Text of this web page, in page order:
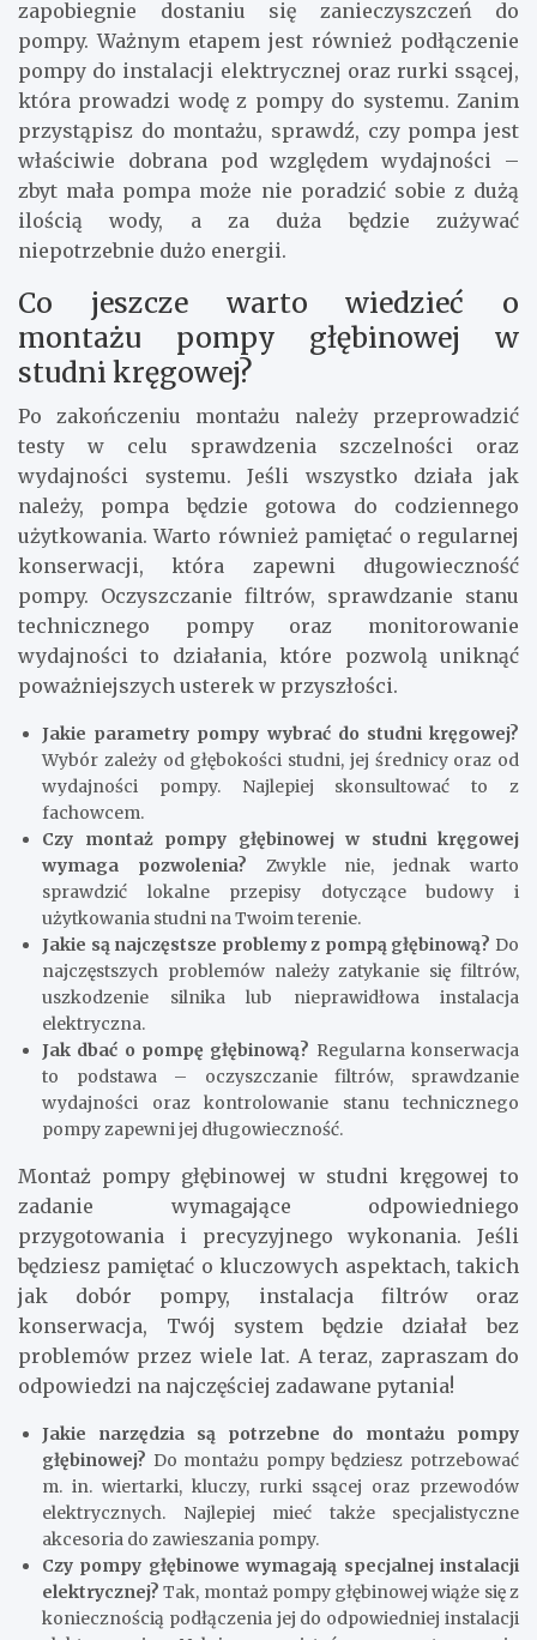
zapobiegnie dostaniu się zanieczyszczeń do
pompy. Ważnym etapem jest również podłączenie
pompy do instalacji elektrycznej oraz rurki ssącej,
która prowadzi wodę z pompy do systemu. Zanim
przystąpisz do montażu, sprawdź, czy pompa jest
właściwie dobrana pod względem wydajności –
zbyt mała pompa może nie poradzić sobie z dużą
ilością wody, a za duża będzie zużywać
niepotrzebnie dużo energii.
Co jeszcze warto wiedzieć o
montażu pompy głębinowej w
studni kręgowej?
Po zakończeniu montażu należy przeprowadzić
testy w celu sprawdzenia szczelności oraz
wydajności systemu. Jeśli wszystko działa jak
należy, pompa będzie gotowa do codziennego
użytkowania. Warto również pamiętać o regularnej
konserwacji, która zapewni długowieczność
pompy. Oczyszczanie filtrów, sprawdzanie stanu
technicznego pompy oraz monitorowanie
wydajności to działania, które pozwolą uniknąć
poważniejszych usterek w przyszłości.
Jakie parametry pompy wybrać do studni kręgowej?
Wybór zależy od głębokości studni, jej średnicy oraz od
wydajności pompy. Najlepiej skonsultować to z
fachowcem.
Czy montaż pompy głębinowej w studni kręgowej
wymaga pozwolenia? Zwykle nie, jednak warto
sprawdzić lokalne przepisy dotyczące budowy i
użytkowania studni na Twoim terenie.
Jakie są najczęstsze problemy z pompą głębinową? Do
najczęstszych problemów należy zatykanie się filtrów,
uszkodzenie silnika lub nieprawidłowa instalacja
elektryczna.
Jak dbać o pompę głębinową? Regularna konserwacja
to podstawa – oczyszczanie filtrów, sprawdzanie
wydajności oraz kontrolowanie stanu technicznego
pompy zapewni jej długowieczność.
Montaż pompy głębinowej w studni kręgowej to
zadanie wymagające odpowiedniego
przygotowania i precyzyjnego wykonania. Jeśli
będziesz pamiętać o kluczowych aspektach, takich
jak dobór pompy, instalacja filtrów oraz
konserwacja, Twój system będzie działał bez
problemów przez wiele lat. A teraz, zapraszam do
odpowiedzi na najczęściej zadawane pytania!
Jakie narzędzia są potrzebne do montażu pompy
głębinowej? Do montażu pompy będziesz potrzebować
m. in. wiertarki, kluczy, rurki ssącej oraz przewodów
elektrycznych. Najlepiej mieć także specjalistyczne
akcesoria do zawieszania pompy.
Czy pompy głębinowe wymagają specjalnej instalacji
elektrycznej? Tak, montaż pompy głębinowej wiąże się z
koniecznością podłączenia jej do odpowiedniej instalacji